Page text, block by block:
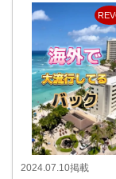
2024.07.10掲載